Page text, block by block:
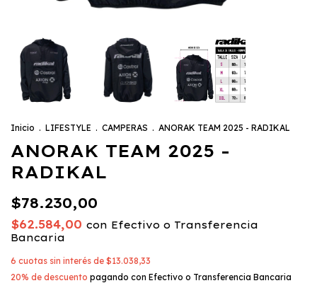
Inicio . LIFESTYLE . CAMPERAS . ANORAK TEAM 2025 - RADIKAL
ANORAK TEAM 2025 -
RADIKAL
$78.230,00
$62.584,00 con Efectivo o Transferencia
Bancaria
6 cuotas sin interés de $13.038,33
20% de descuento pagando con Efectivo o Transferencia Bancaria